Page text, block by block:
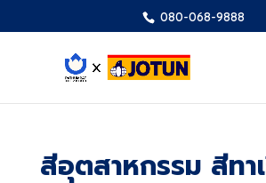
080-068-9888
สีอุตสาหกรรม สีทา